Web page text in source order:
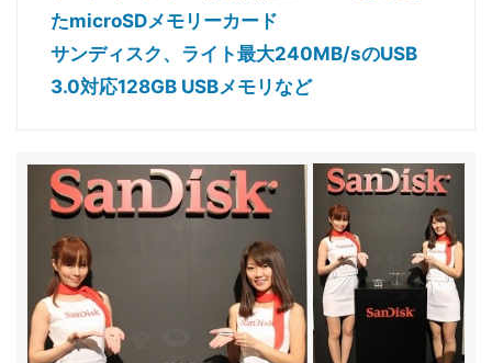
たmicroSDメモリーカード
サンディスク、ライト最大240MB/sのUSB
3.0対応128GB USBメモリなど